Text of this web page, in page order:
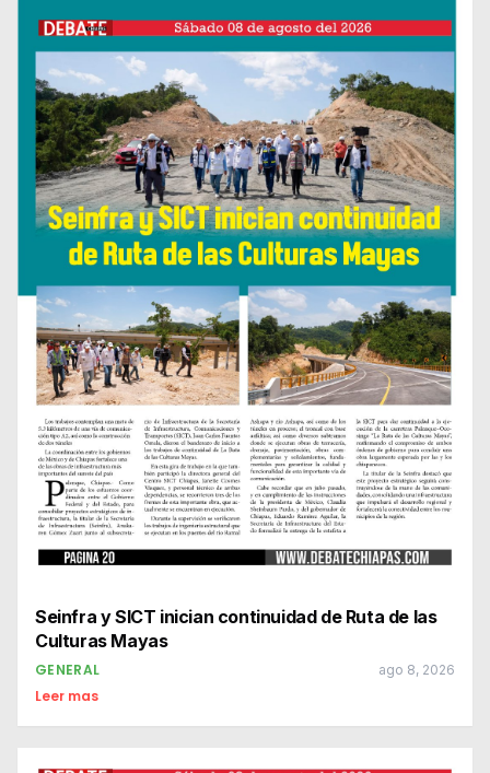
Seinfra y SICT inician continuidad de Ruta de las
Culturas Mayas
GENERAL ago 8, 2026
Leer mas